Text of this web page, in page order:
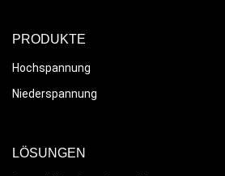
PRODUKTE
Hochspannung
Niederspannung
LÖSUNGEN